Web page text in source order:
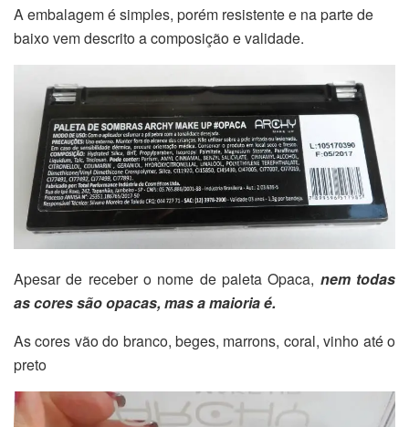
A embalagem é simples, porém resistente e na parte de
baixo vem descrito a composição e validade.
Apesar de receber o nome de paleta Opaca, nem todas
as cores são opacas, mas a maioria é.
As cores vão do branco, beges, marrons, coral, vinho até o
preto